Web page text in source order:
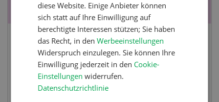
Fachkurs Aquakultur
Sind Sie in der Fischzucht tätig oder
interessieren Sie sich für das Thema? In
diese Website. Einige Anbieter können
sich statt auf Ihre Einwilligung auf
berechtigte Interessen stützen; Sie haben
das Recht, in denWerbeeinstellungen
Widerspruch einzulegen. Sie können Ihre
Einwilligung jederzeit in den Cookie-
Einstellungen widerrufen.
Datenschutzrichtlinie